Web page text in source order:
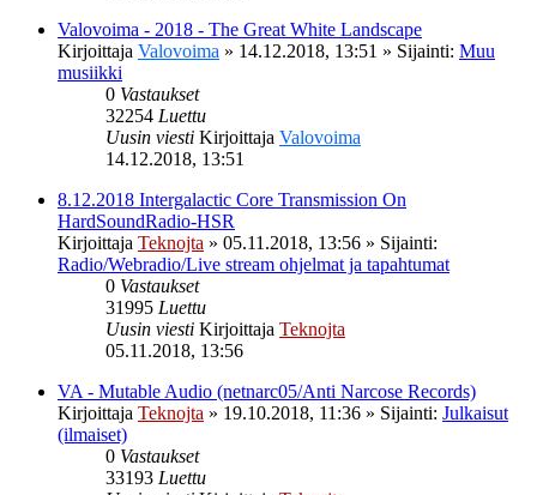
Valovoima - 2018 - The Great White Landscape
Kirjoittaja Valovoima » 14.12.2018, 13:51 » Sijainti: Muu
musiikki
0 Vastaukset
32254 Luettu
Uusin viesti Kirjoittaja Valovoima
14.12.2018, 13:51
8.12.2018 Intergalactic Core Transmission On
HardSoundRadio-HSR
Kirjoittaja Teknojta » 05.11.2018, 13:56 » Sijainti:
Radio/Webradio/Live stream ohjelmat ja tapahtumat
0 Vastaukset
31995 Luettu
Uusin viesti Kirjoittaja Teknojta
05.11.2018, 13:56
VA - Mutable Audio (netnarc05/Anti Narcose Records)
Kirjoittaja Teknojta » 19.10.2018, 11:36 » Sijainti: Julkaisut
(ilmaiset)
0 Vastaukset
33193 Luettu